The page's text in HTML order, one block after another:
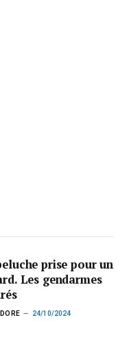
prise pour un
Les gendarmes
24/10/2024